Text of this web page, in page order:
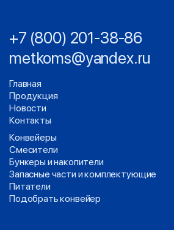
+7 (800) 201-38-86
metkoms@yandex.ru
Главная
Продукция
Новости
Контакты
Конвейеры
Смесители
Бункеры и накопители
Запасные части и комплектующие
Питатели
Подобрать конвейер